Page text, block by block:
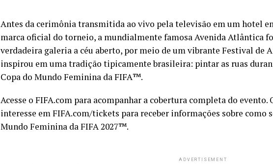
Antes da cerimônia transmitida ao vivo pela televisão em um hotel
marca oficial do torneio, a mundialmente famosa Avenida Atlântica
verdadeira galeria a céu aberto, por meio de um vibrante Festival de
inspirou em uma tradição tipicamente brasileira: pintar as ruas
Copa do Mundo Feminina da FIFA™️.
Acesse o FIFA.com para acompanhar a cobertura completa do
interesse em FIFA.com/tickets para receber informações sobre como
Mundo Feminina da FIFA 2027™️.
ADVERTISEMENT